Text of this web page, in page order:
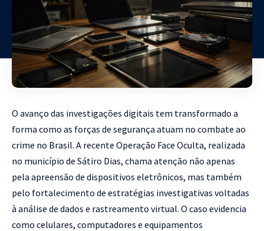
O avanço das investigações digitais tem transformado a
forma como as forças de segurança atuam no combate ao
crime no Brasil. A recente Operação Face Oculta, realizada
no município de Sátiro Dias, chama atenção não apenas
pela apreensão de dispositivos eletrônicos, mas também
pelo fortalecimento de estratégias investigativas voltadas
à análise de dados e rastreamento virtual. O caso evidencia
como celulares, computadores e equipamentos